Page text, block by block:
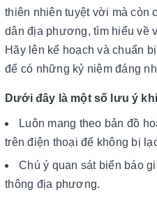
thiên nhiên tuyệt vời mà
dân địa phương, tìm hiểu về
Hãy lên kế hoạch và chuẩn
để có những kỷ niệm đáng
Dưới đây là một số lưu ý
Luôn mang theo bản đồ
trên điện thoại để không bị
Chú ý quan sát biển báo
thông địa phương.